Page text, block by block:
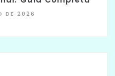
DE 2026